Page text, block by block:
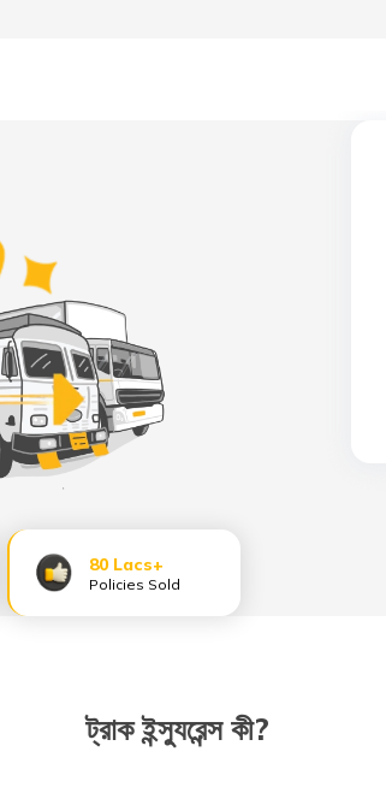
80 Lacs+
Policies Sold
ট্রাক ইন্স্যুরেন্স কী?